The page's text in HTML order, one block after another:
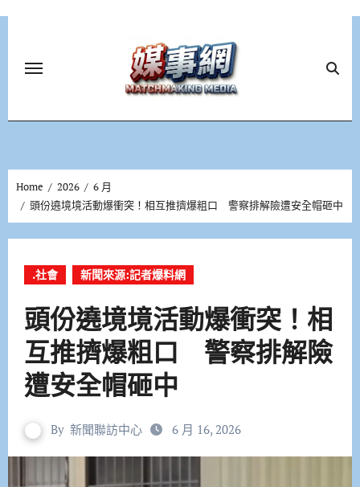
Home 2026
6 月
頭份遶境境活動爆衝突！相互推擠爆粗口 警察排解險遭安全帽砸中
.社會 新聞來源:記者爆料網
頭份遶境境活動爆衝突！相
互推擠爆粗口 警察排解險
遭安全帽砸中
By 新聞聯訪中心 6 月 16, 2026